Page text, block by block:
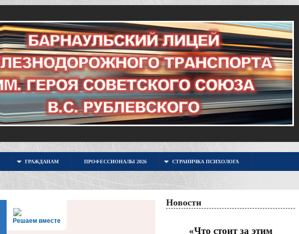
ГРАЖДАНАМ ПРОФЕССИОНАЛЫ 2026 СТРАНИЧКА ПСИХОЛОГА
Решаем вместе
Новости
«Что стоит за этим